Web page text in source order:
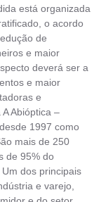
está organizada
o acordo
de
e maior
deverá ser a
e maior
e
Abióptica –
1997 como
mais de 250
de 95% do
dos principais
e varejo,